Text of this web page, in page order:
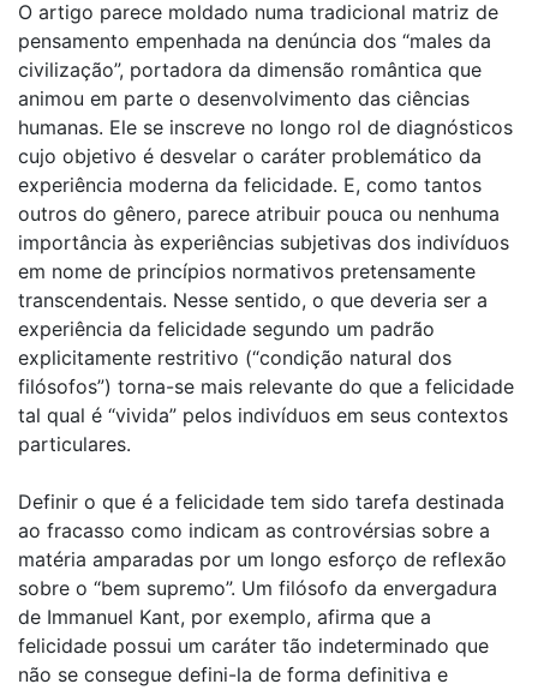
O artigo parece moldado numa tradicional matriz de
pensamento empenhada na denúncia dos “males da
civilização”, portadora da dimensão romântica que
animou em parte o desenvolvimento das ciências
humanas. Ele se inscreve no longo rol de diagnósticos
cujo objetivo é desvelar o caráter problemático da
experiência moderna da felicidade. E, como tantos
outros do gênero, parece atribuir pouca ou nenhuma
importância às experiências subjetivas dos indivíduos
em nome de princípios normativos pretensamente
transcendentais. Nesse sentido, o que deveria ser a
experiência da felicidade segundo um padrão
explicitamente restritivo (“condição natural dos
filósofos”) torna-se mais relevante do que a felicidade
tal qual é “vivida” pelos indivíduos em seus contextos
particulares.
Definir o que é a felicidade tem sido tarefa destinada
ao fracasso como indicam as controvérsias sobre a
matéria amparadas por um longo esforço de reflexão
sobre o “bem supremo”. Um filósofo da envergadura
de Immanuel Kant, por exemplo, afirma que a
felicidade possui um caráter tão indeterminado que
não se consegue defini-la de forma definitiva e